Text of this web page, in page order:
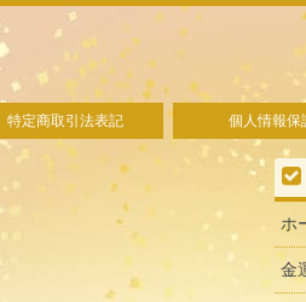
特定商取引法表記 個人情報保
ホ
金